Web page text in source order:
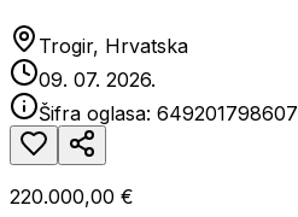
Trogir, Hrvatska
09. 07. 2026.
Šifra oglasa: 649201798607
220.000,00 €